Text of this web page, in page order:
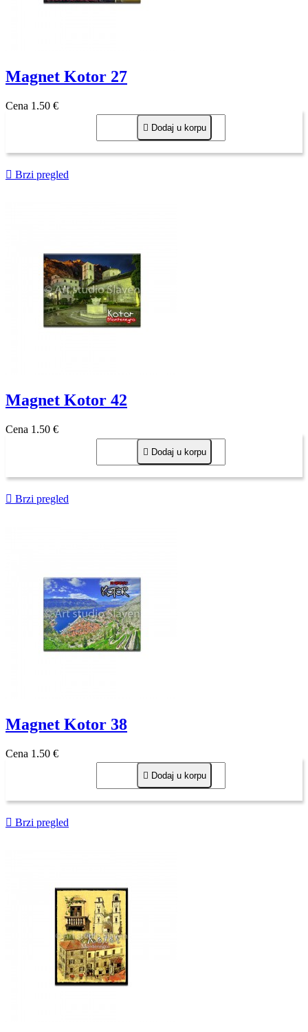
Magnet Kotor 27
Cena 1,50 €
 Dodaj u korpu
 Brzi pregled
Magnet Kotor 42
Cena 1,50 €
 Dodaj u korpu
 Brzi pregled
Magnet Kotor 38
Cena 1,50 €
 Dodaj u korpu
 Brzi pregled